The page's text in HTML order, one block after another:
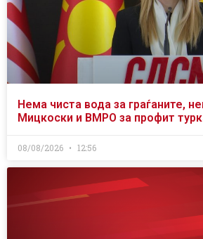
Нема чиста вода за граѓаните,
Мицкоски и ВМРО за профит
08/08/2026 12:56